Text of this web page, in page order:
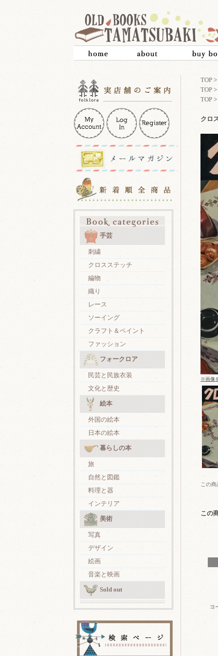
手芸
刺繍
クロスステッチ
編物
織り
レース
ソーイング
クラフト＆ペイント
ファッション
フォークロア
民芸と民族衣装
文化と歴史
絵本
外国の絵本
日本の絵本
暮らしの本
旅
自然と図鑑
料理と器
インテリア
美術
写真
デザイン
絵画
音楽と映画
Sold out
TOP >
TOP >
TOP >
クロ
※画像
この
この
ヨ